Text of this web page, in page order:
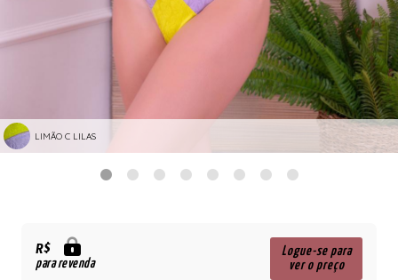
LIMÃO C LILAS
R$
para revenda
Logue-se para
ver o preço